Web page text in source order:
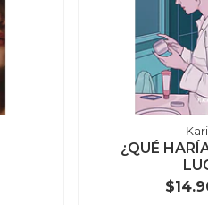
¿QUÉ